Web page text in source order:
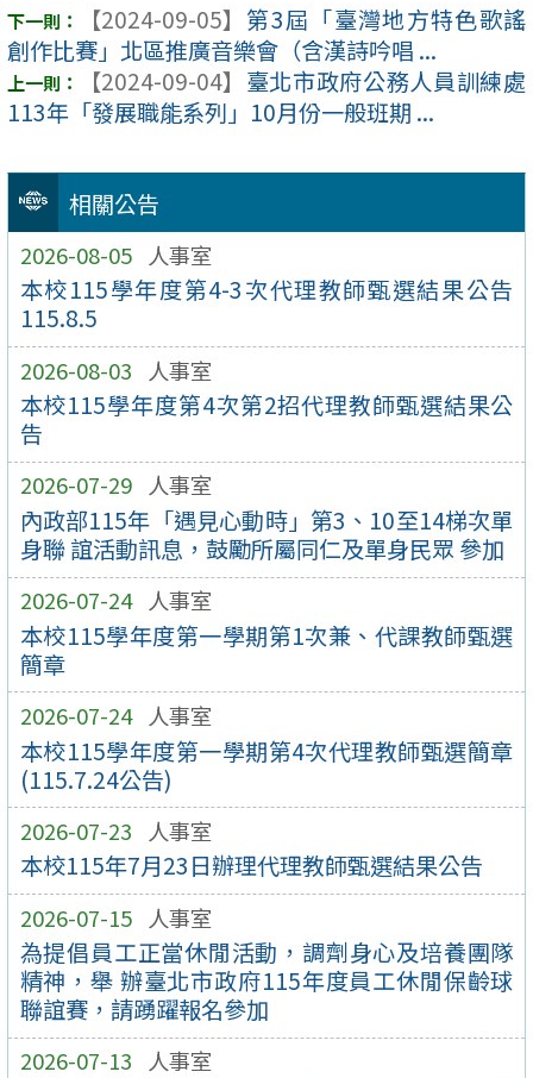
相關公告
2026-08-05 人事室
本校115學年度第4-3次代理教師甄選結果公告
115.8.5
2026-08-03 人事室
本校115學年度第4次第2招代理教師甄選結果公
告
2026-07-29 人事室
內政部115年「遇見心動時」第3、10至14梯次單
身聯 誼活動訊息，鼓勵所屬同仁及單身民眾 參加
2026-07-24 人事室
本校115學年度第一學期第1次兼、代課教師甄選
簡章
2026-07-24 人事室
本校115學年度第一學期第4次代理教師甄選簡章
(115.7.24公告)
2026-07-23 人事室
本校115年7月23日辦理代理教師甄選結果公告
2026-07-15 人事室
為提倡員工正當休閒活動，調劑身心及培養團隊
精神，舉 辦臺北市政府115年度員工休閒保齡球
聯誼賽，請踴躍報名參加
2026-07-13 人事室
【2024-09-05】 第3屆「臺灣地方特色歌謠
創作比賽」北區推廣音樂會（含漢詩吟唱 ...
【2024-09-04】 臺北市政府公務人員訓練處
113年「發展職能系列」10月份一般班期 ...